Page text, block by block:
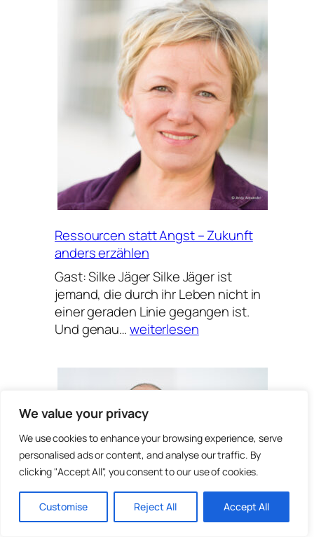
We value your privacy
We use cookies to enhance your browsing experience, serve
personalised ads or content, and analyse our traffic. By
clicking "Accept All", you consent to our use of cookies.
Customise Reject All Accept All
ich
jetzt
rumstänkern,
oder
was?
Ressourcen statt Angst – Zukunft
anders erzählen
Gast: Silke Jäger Silke Jäger ist
jemand, die durch ihr Leben nicht in
einer geraden Linie gegangen ist.
Und genau…Ressourcen
Angst
–
anders
erzählen
weiterlesen